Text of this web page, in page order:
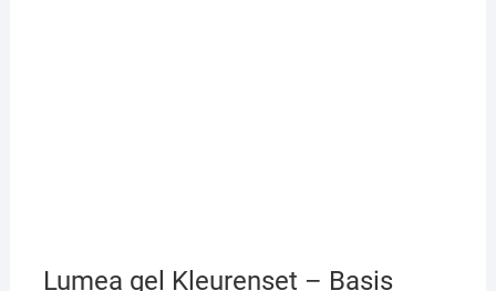
Lumea gel Kleurenset – Basis